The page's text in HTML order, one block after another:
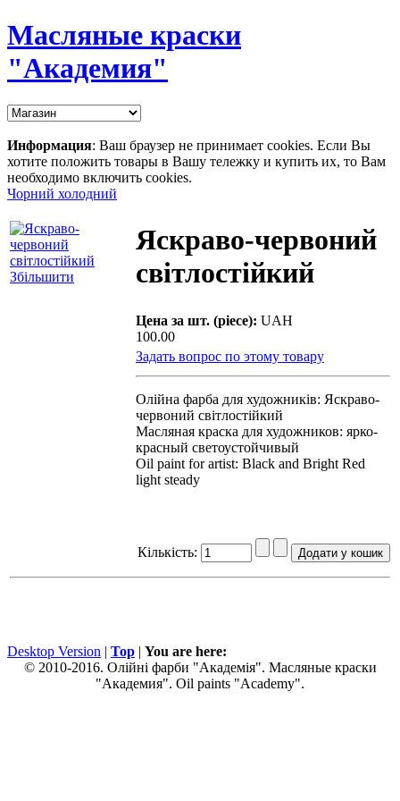
Масляные краски
"Академия"
Информация: Ваш браузер не принимает cookies. Если Вы
хотите положить товары в Вашу тележку и купить их, то Вам
необходимо включить cookies.
Чорний холодний
Збільшити
Яскраво-червоний
світлостійкий
Цена за шт. (piece): UAH
100.00
Задать вопрос по этому товару
Олійна фарба для художників: Яскраво-
червоний світлостійкий
Масляная краска для художников: ярко-
красный светоустойчивый
Oil paint for artist: Black and Bright Red
light steady
Кількість:
Desktop Version | Top | You are here:
© 2010-2016. Олійні фарби "Академія". Масляные краски
"Академия". Oil paints "Academy".